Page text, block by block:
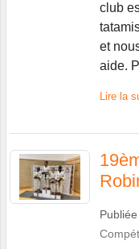
club
et
aide.
Lire la